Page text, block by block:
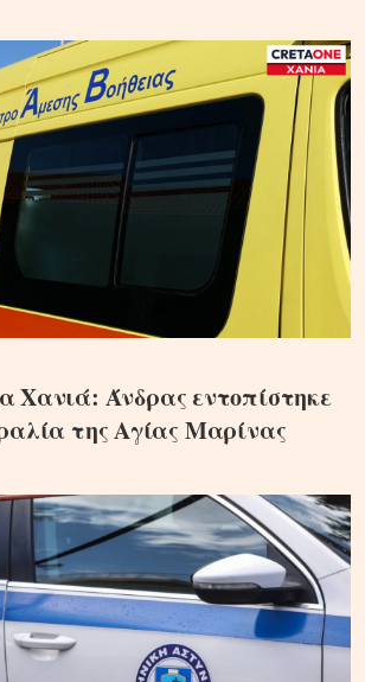
Χανιά: Άνδρας εντοπίστηκε
της Αγίας Μαρίνας